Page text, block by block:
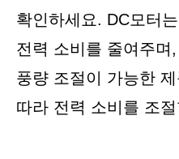
확인하세요. DC모터
전력 소비를 줄여주
풍량 조절이 가능한
따라 전력 소비를 조